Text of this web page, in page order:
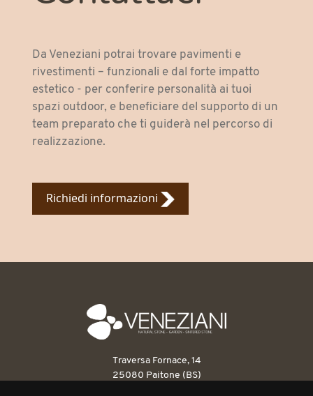
Da Veneziani potrai trovare pavimenti e
rivestimenti – funzionali e dal forte impatto
estetico - per conferire personalità ai tuoi
spazi outdoor, e beneficiare del supporto di un
team preparato che ti guiderà nel percorso di
realizzazione.
Richiedi informazioni
Traversa Fornace, 14
25080 Paitone (BS)